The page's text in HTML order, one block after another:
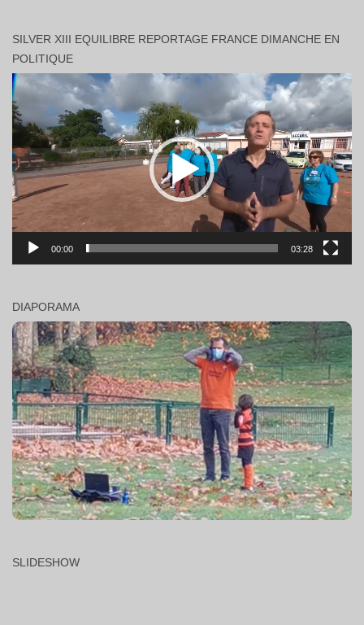
SILVER XIII EQUILIBRE REPORTAGE FRANCE DIMANCHE EN
POLITIQUE
Lecteur
vidéo
00:00 03:28
DIAPORAMA
SLIDESHOW